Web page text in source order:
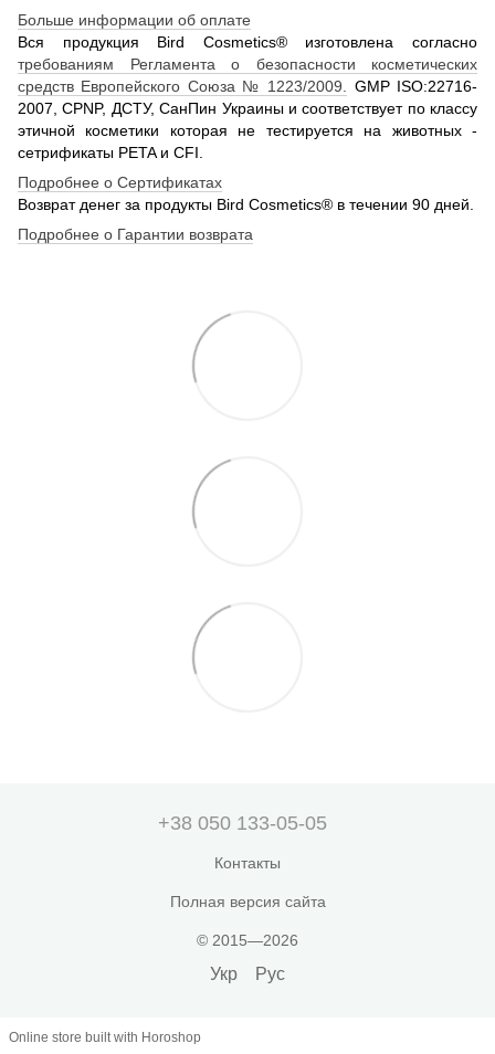
Больше информации об оплате
Вся продукция Bird Cosmetics® изготовлена согласно
требованиям Регламента о безопасности косметических
средств Европейского Союза № 1223/2009.
GMP ISO:22716-
2007, CPNP, ДСТУ, СанПин Украины и соответствует по классу
этичной косметики которая не тестируется на животных -
сетрификаты PETA и CFI.
Подробнее о Сертификатах
Возврат денег за продукты Bird Cosmetics® в течении 90 дней.
Подробнее о Гарантии возврата
+38 050 133-05-05
Контакты
Полная версия сайта
© 2015—2026
Укр Рус
Online store built with Horoshop